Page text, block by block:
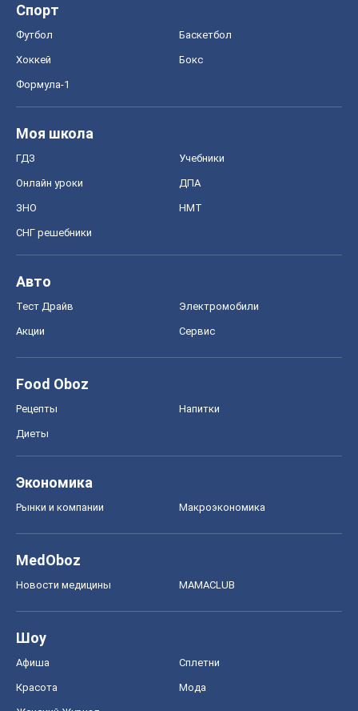
Спорт
Футбол Баскетбол
Хоккей Бокс
Формула-1
Моя школа
ГДЗ Учебники
Онлайн уроки ДПА
ЗНО НМТ
СНГ решебники
Авто
Тест Драйв Электромобили
Акции Сервис
Food Oboz
Рецепты Напитки
Диеты
Экономика
Рынки и компании Mакроэкономика
MedOboz
Новости медицины MAMACLUB
Шоу
Афиша Сплетни
Красота Мода